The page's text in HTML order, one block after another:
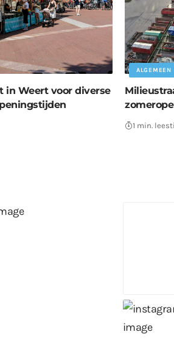
in Weert voor diverse
ALGEMEEN
1 min.